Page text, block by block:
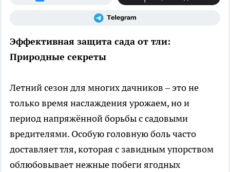
Эффективная защита сада от тли:
Природные секреты
Летний сезон для многих дачников – это не
только время наслаждения урожаем, но и
период напряжённой борьбы с садовыми
вредителями. Особую головную боль часто
доставляет тля, которая с завидным упорством
облюбовывает нежные побеги ягодных